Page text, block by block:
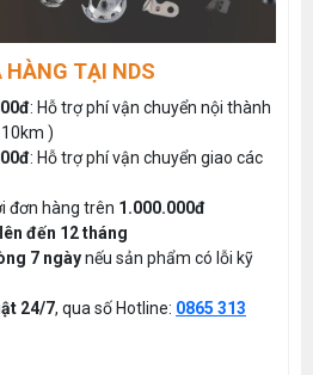
TẠI NDS
: Hỗ trợ phí vận chuyển nội thành
)
: Hỗ trợ phí vận chuyển giao các
đơn hàng trên 1.000.000đ
đến 12 tháng
7 ngàynếu sản phẩm có lỗi kỹ
24/7, qua số Hotline: 0865 313